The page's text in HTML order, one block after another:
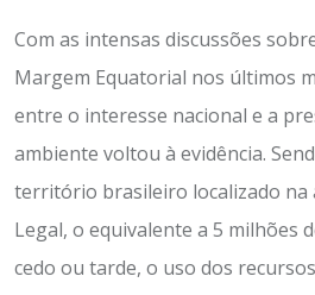
Com as intensas discussões
Margem Equatorial nos últimos
entre o interesse nacional e a
ambiente voltou à evidência.
território brasileiro localizado na
Legal, o equivalente a 5 milhões
cedo ou tarde, o uso dos